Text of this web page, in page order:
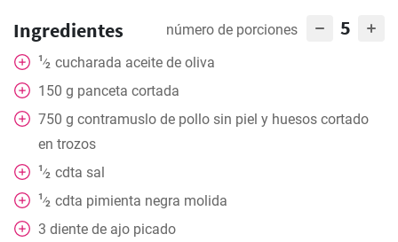
Ingredientes número de porciones 5
1⁄2 cucharada aceite de oliva
150 g panceta cortada
750 g contramuslo de pollo sin piel y huesos cortado
en trozos
1⁄2 cdta sal
1⁄2 cdta pimienta negra molida
3 diente de ajo picado